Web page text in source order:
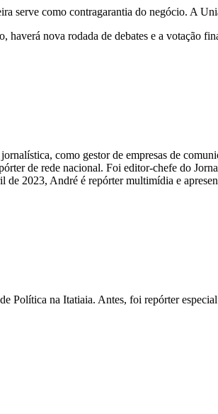
serve como contragarantia do negócio. A
haverá nova rodada de debates e a votação
como gestor de empresas de
de rede nacional. Foi editor-chefe do
de 2023, André é repórter multimídia e
Política na Itatiaia. Antes, foi repórter